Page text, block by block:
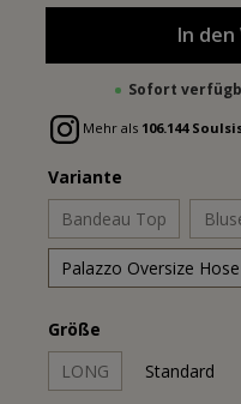
In
Sofort
Mehr als 106.144
Variante
Bandeau Top
Palazzo Oversize Hose
Größe
LONG
Standard